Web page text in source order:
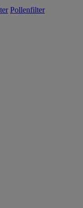
Pollenfilter